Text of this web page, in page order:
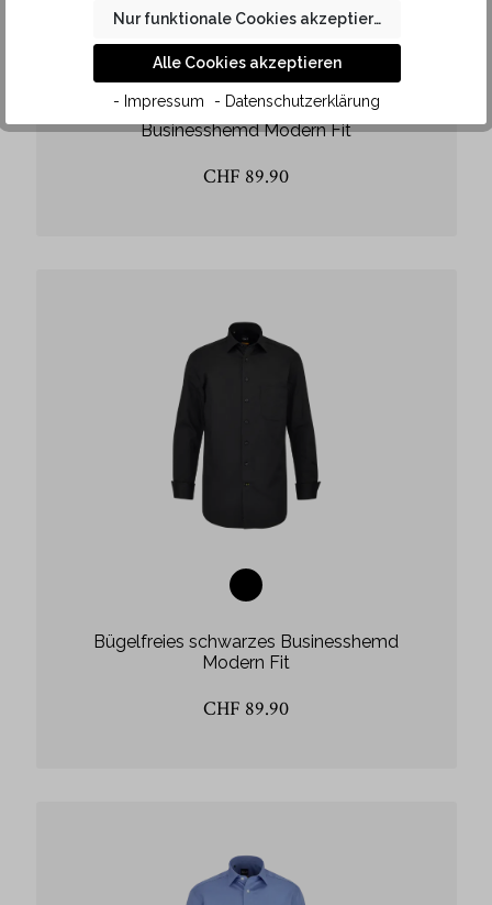
Bügelfreies weisses Kurzarm
Businesshemd Modern Fit
CHF 89.90
Bügelfreies schwarzes Businesshemd
Modern Fit
CHF 89.90
Nur funktionale Cookies akzeptieren
Alle Cookies akzeptieren
- Impressum - Datenschutzerklärung